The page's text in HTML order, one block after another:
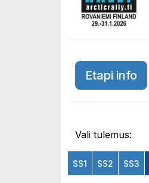
Etapi info
Vali tulemus:
SS1 SS2 SS3